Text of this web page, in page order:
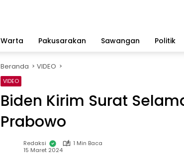
Warta
Pakusarakan Sawangan Politik
Beranda VIDEO
VIDEO
Biden Kirim Surat
Prabowo
Redaksi
1 Min Baca
15 Maret 2024